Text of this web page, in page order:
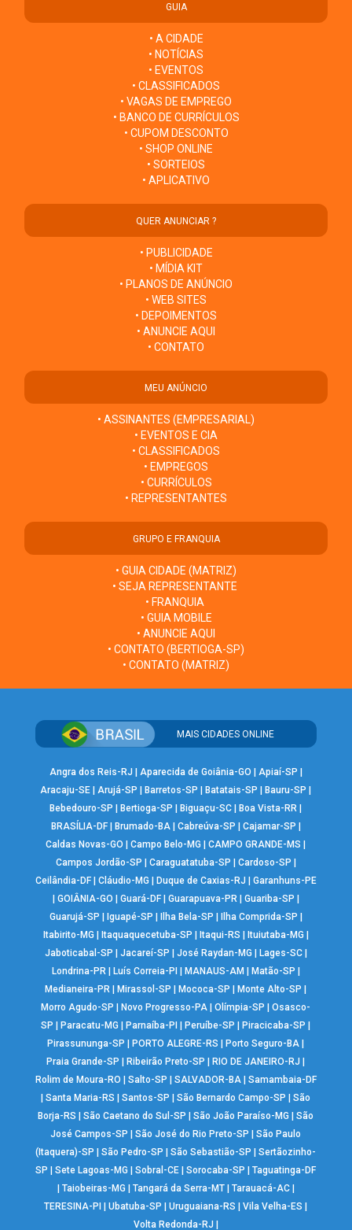
GUIA
• A CIDADE
• NOTÍCIAS
• EVENTOS
• CLASSIFICADOS
• VAGAS DE EMPREGO
• BANCO DE CURRÍCULOS
• CUPOM DESCONTO
• SHOP ONLINE
• SORTEIOS
• APLICATIVO
QUER ANUNCIAR ?
• PUBLICIDADE
• MÍDIA KIT
• PLANOS DE ANÚNCIO
• WEB SITES
• DEPOIMENTOS
• ANUNCIE AQUI
• CONTATO
MEU ANÚNCIO
• ASSINANTES (EMPRESARIAL)
• EVENTOS E CIA
• CLASSIFICADOS
• EMPREGOS
• CURRÍCULOS
• REPRESENTANTES
GRUPO E FRANQUIA
• GUIA CIDADE (MATRIZ)
• SEJA REPRESENTANTE
• FRANQUIA
• GUIA MOBILE
• ANUNCIE AQUI
• CONTATO (BERTIOGA-SP)
• CONTATO (MATRIZ)
MAIS CIDADES ONLINE
Angra dos Reis-RJ | Aparecida de Goiânia-GO | Apiaí-SP |
Aracaju-SE | Arujá-SP |Barretos-SP |Batatais-SP |Bauru-SP |
Bebedouro-SP |Bertioga-SP |Biguaçu-SC |Boa Vista-RR |
BRASÍLIA-DF| Brumado-BA| Cabreúva-SP | Cajamar-SP |
Caldas Novas-GO |Campo Belo-MG |CAMPO GRANDE-MS |
Campos Jordão-SP | Caraguatatuba-SP | Cardoso-SP |
Ceilândia-DF| Cláudio-MG | Duque de Caxias-RJ | Garanhuns-PE
| GOIÂNIA-GO | Guará-DF| Guarapuava-PR | Guariba-SP |
Guarujá-SP | Iguapé-SP | Ilha Bela-SP | Ilha Comprida-SP |
Itabirito-MG | Itaquaquecetuba-SP | Itaqui-RS | Ituiutaba-MG |
Jaboticabal-SP | Jacareí-SP | José Raydan-MG | Lages-SC|
Londrina-PR | Luís Correia-PI | MANAUS-AM | Matão-SP |
Medianeira-PR |Mirassol-SP |Mococa-SP |Monte Alto-SP |
Morro Agudo-SP |Novo Progresso-PA |Olímpia-SP |Osasco-
SP |Paracatu-MG |Parnaíba-PI |Peruíbe-SP |Piracicaba-SP |
Pirassununga-SP |PORTO ALEGRE-RS |Porto Seguro-BA |
Praia Grande-SP |Ribeirão Preto-SP |RIO DE JANEIRO-RJ |
Rolim de Moura-RO | Salto-SP | SALVADOR-BA| Samambaia-DF
|Santa Maria-RS |Santos-SP |São Bernardo Campo-SP |São
Borja-RS |São Caetano do Sul-SP |São João Paraíso-MG |São
José Campos-SP |São José do Rio Preto-SP |São Paulo
(Itaquera)-SP |São Pedro-SP |São Sebastião-SP |Sertãozinho-
SP |Sete Lagoas-MG |Sobral-CE |Sorocaba-SP |Taguatinga-DF
| Taiobeiras-MG | Tangará da Serra-MT| Tarauacá-AC|
TERESINA-PI |Ubatuba-SP |Uruguaiana-RS |Vila Velha-ES |
Volta Redonda-RJ |